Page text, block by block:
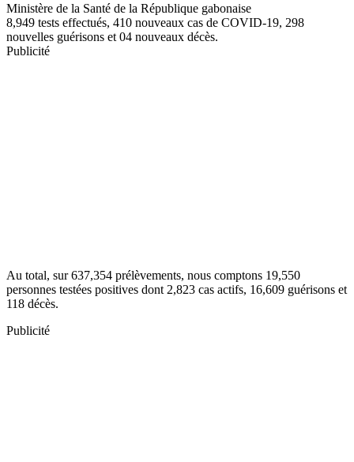
Ministère de la Santé de la République gabonaise
8,949 tests effectués, 410 nouveaux cas de COVID-19, 298
nouvelles guérisons et 04 nouveaux décès.
Publicité
Au total, sur 637,354 prélèvements, nous comptons 19,550
personnes testées positives dont 2,823 cas actifs, 16,609 guérisons et
118 décès.
Publicité